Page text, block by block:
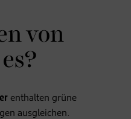
von
enthalten grüne
ausgleichen.